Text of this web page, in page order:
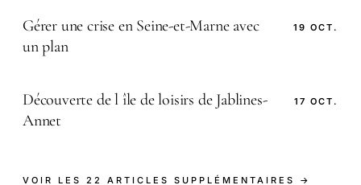
Gérer une crise en Seine-et-Marne avec
un plan
19 OCT.
Découverte de l île de loisirs de Jablines-
Annet
17 OCT.
VOIR LES 22 ARTICLES SUPPLÉMENTAIRES →